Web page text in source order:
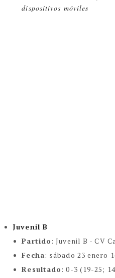
dispositivos móviles
Juvenil B
Partido: Juvenil B - CV
Fecha: sábado 23 enero
Resultado: 0-3 (19-25;